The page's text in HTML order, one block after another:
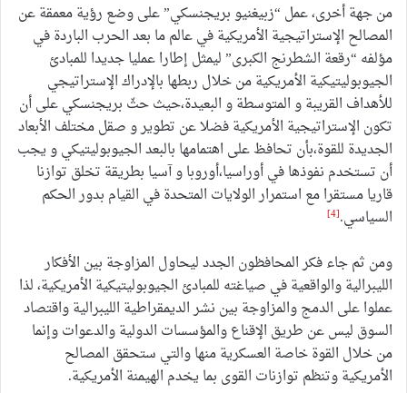
من جهة أخرى، عمل “زبيغنيو بريجنسكي” على وضع رؤية معمقة عن
المصالح الإستراتيجية الأمريكية في عالم ما بعد الحرب الباردة في
مؤلفه “رقعة الشطرنج الكبرى” ليمثل إطارا عمليا جديدا للمبادئ
الجيوبوليتيكية الأمريكية من خلال ربطها بالإدراك الإستراتيجي
للأهداف القريبة و المتوسطة و البعيدة،حيث حثّ بريجنسكي على أن
تكون الإستراتيجية الأمريكية فضلا عن تطوير و صقل مختلف الأبعاد
الجديدة للقوة،بأن تحافظ على اهتمامها بالبعد الجيوبوليتيكي و يجب
أن تستخدم نفوذها في أوراسيا،أوروبا و آسيا بطريقة تخلق توازنا
قاريا مستقرا مع استمرار الولايات المتحدة في القيام بدور الحكم
السياسي.[4]
ومن ثم جاء فكر المحافظون الجدد ليحاول المزاوجة بين الأفكار
الليبرالية والواقعية في صياغته للمبادئ الجيوبوليتيكية الأمريكية، لذا
عملوا على الدمج والمزاوجة بين نشر الديمقراطية الليبرالية واقتصاد
السوق ليس عن طريق الإقناع والمؤسسات الدولية والدعوات وإنما
من خلال القوة خاصة العسكرية منها والتي ستحقق المصالح
الأمريكية وتنظم توازنات القوى بما يخدم الهيمنة الأمريكية.